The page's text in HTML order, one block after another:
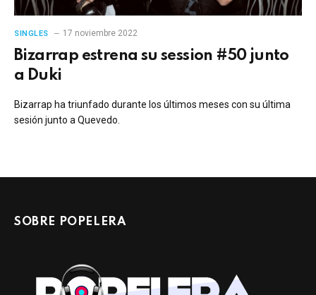
SINGLES 17 noviembre 2022
Bizarrap estrena su session #50 junto
a Duki
Bizarrap ha triunfado durante los últimos meses con su última
sesión junto a Quevedo.
SOBRE POPELERA